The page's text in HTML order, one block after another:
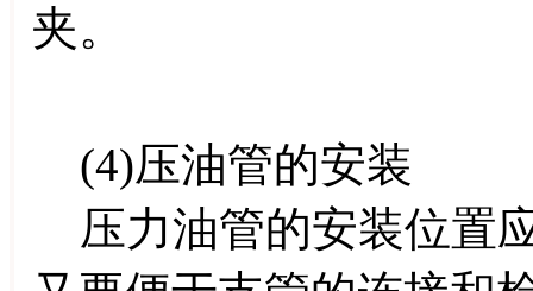
夹。
(4)压油管的安装
压力油管的安装位置